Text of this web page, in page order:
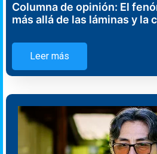
Columna de opinión: El
más allá de las láminas y la
Leer más